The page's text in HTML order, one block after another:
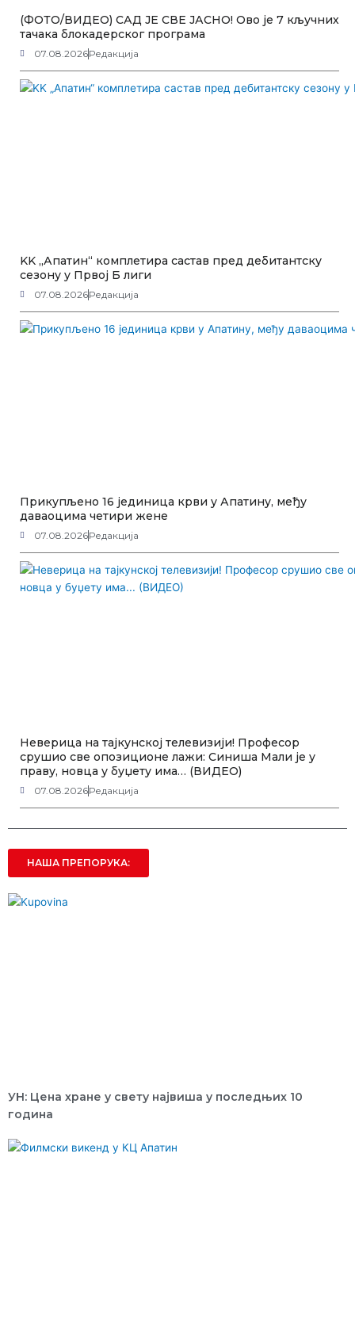
(ФОТО/ВИДЕО) САД ЈЕ СВЕ ЈАСНО! Ово је 7 кључних
тачака блокадерског програма
07.08.2026Редакција
KK „Апатин“ комплетира састав пред дебитантску
сезону у Првој Б лиги
07.08.2026Редакција
Прикупљено 16 јединица крви у Апатину, међу
даваоцима четири жене
07.08.2026Редакција
Неверица на тајкунској телевизији! Професор
срушио све опозиционе лажи: Синиша Мали је у
праву, новца у буџету има… (ВИДЕО)
07.08.2026Редакција
НАША ПРЕПОРУКА:
УН: Цена хране у свету највиша у последњих 10
година